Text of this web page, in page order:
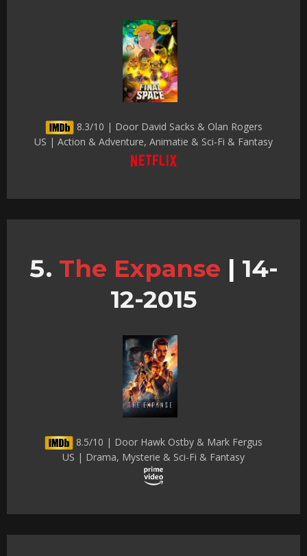
8.3/10 | Door David Sacks & Olan Rogers
US | Action & Adventure, Animatie & Sci-Fi & Fantasy
The Expanse | 14-
12-2015
8.5/10 | Door Hawk Ostby & Mark Fergus
US | Drama, Mysterie & Sci-Fi & Fantasy